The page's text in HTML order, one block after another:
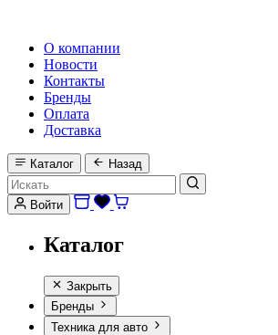
О компании
Новости
Контакты
Бренды
Оплата
Доставка
Каталог Назад
Войти
Каталог
Закрыть
Бренды
Техника для авто